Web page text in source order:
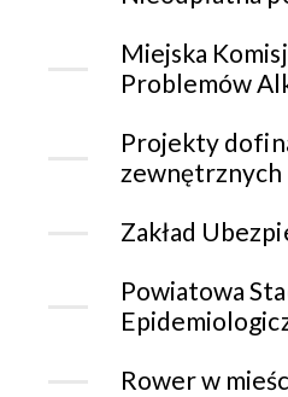
Miejska
Problemów
Projekty
zewnętrznych
Zakład
Powiatowa
Rower w